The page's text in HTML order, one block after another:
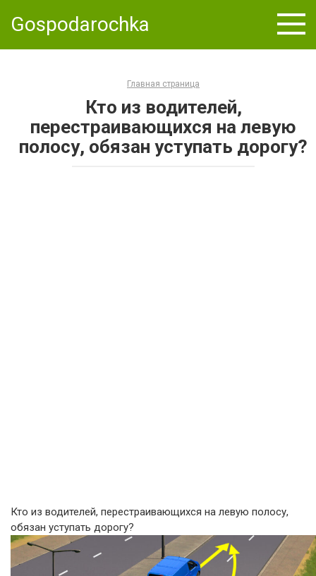
Gospodarochka
Главная страница
Кто из водителей,
перестраивающихся на левую
полосу, обязан уступать дорогу?
Кто из водителей, перестраивающихся на левую полосу,
обязан уступать дорогу?